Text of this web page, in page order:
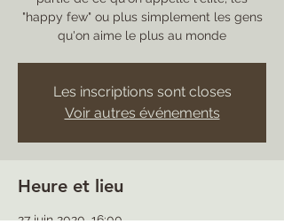
"happy few" ou plus simplement les gens
qu'on aime le plus au monde
Les inscriptions sont closes
Voir autres événements
Heure et lieu
27 juin 2020, 16:00